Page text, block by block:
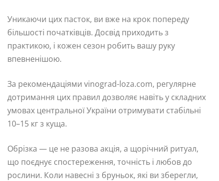
Уникаючи цих пасток, ви вже на крок попереду
більшості початківців. Досвід приходить з
практикою, і кожен сезон робить вашу руку
впевненішою.
За рекомендаціями vinograd-loza.com, регулярне
дотримання цих правил дозволяє навіть у складних
умовах центральної України отримувати стабільні
10–15 кг з куща.
Обрізка — це не разова акція, а щорічний ритуал,
що поєднує спостереження, точність і любов до
рослини. Коли навесні з бруньок, які ви зберегли,